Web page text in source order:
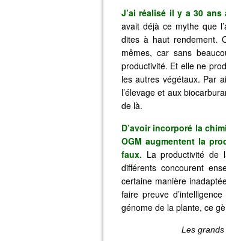
J’ai réalisé il y a 30
avait déjà ce mythe que
dites à haut rendement.
mêmes, car sans
productivité. Et elle ne
les autres végétaux. Par
l’élevage et aux
de là.
D’avoir incorporé la
OGM augmentent la
faux. La productivité de
différents concourent
certaine manière
faire preuve
génome de la plante, ce
Les